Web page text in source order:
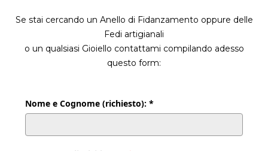
Se stai cercando un Anello di Fidanzamento oppure delle
Fedi artigianali
o un qualsiasi Gioiello contattami compilando adesso
questo form:
Nome e Cognome (richiesto): *